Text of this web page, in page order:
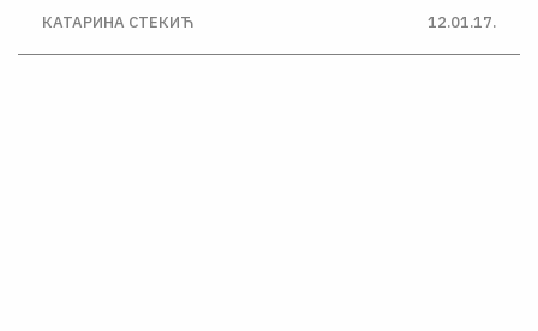
КАТАРИНА СТЕКИЋ 12.01.17.